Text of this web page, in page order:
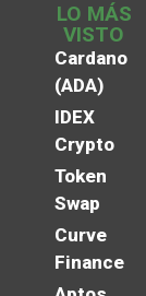
LO MÁS
VISTO
Cardano
(ADA)
IDEX
Crypto
Token
Swap
Curve
Finance